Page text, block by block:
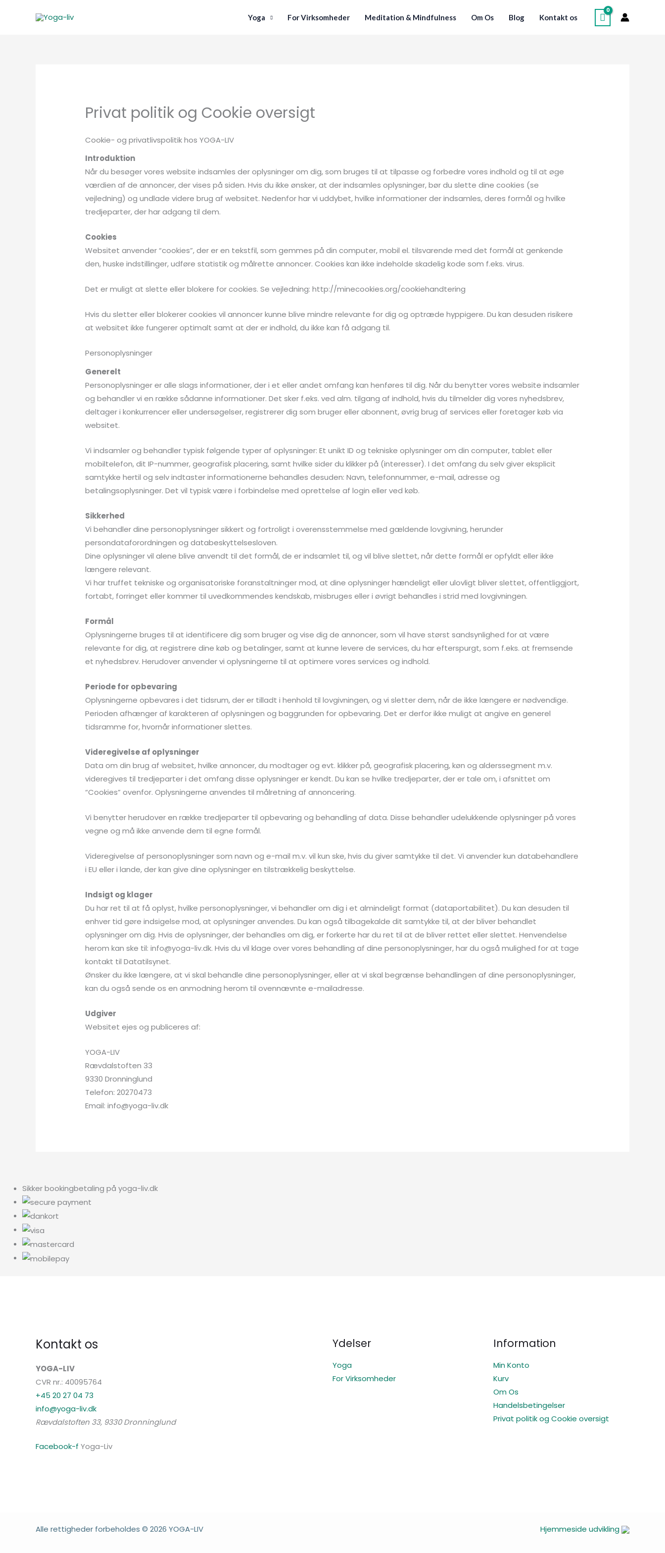
Yoga For Virksomheder Meditation & Mindfulness Om Os Blog Kontakt os
Privat politik og Cookie oversigt
Cookie- og privatlivspolitik hos YOGA-LIV
Introduktion
Når du besøger vores website indsamles der oplysninger om dig, som bruges til at tilpasse og forbedre vores indhold og til at øge
værdien af de annoncer, der vises på siden. Hvis du ikke ønsker, at der indsamles oplysninger, bør du slette dine cookies (se
vejledning) og undlade videre brug af websitet. Nedenfor har vi uddybet, hvilke informationer der indsamles, deres formål og hvilke
tredjeparter, der har adgang til dem.
Cookies
Websitet anvender “cookies”, der er en tekstfil, som gemmes på din computer, mobil el. tilsvarende med det formål at genkende
den, huske indstillinger, udføre statistik og målrette annoncer. Cookies kan ikke indeholde skadelig kode som f.eks. virus.
Det er muligt at slette eller blokere for cookies. Se vejledning: http://minecookies.org/cookiehandtering
Hvis du sletter eller blokerer cookies vil annoncer kunne blive mindre relevante for dig og optræde hyppigere. Du kan desuden risikere
at websitet ikke fungerer optimalt samt at der er indhold, du ikke kan få adgang til.
Personoplysninger
Generelt
Personoplysninger er alle slags informationer, der i et eller andet omfang kan henføres til dig. Når du benytter vores website indsamler
og behandler vi en række sådanne informationer. Det sker f.eks. ved alm. tilgang af indhold, hvis du tilmelder dig vores nyhedsbrev,
deltager i konkurrencer eller undersøgelser, registrerer dig som bruger eller abonnent, øvrig brug af services eller foretager køb via
websitet.
Vi indsamler og behandler typisk følgende typer af oplysninger: Et unikt ID og tekniske oplysninger om din computer, tablet eller
mobiltelefon, dit IP-nummer, geografisk placering, samt hvilke sider du klikker på (interesser). I det omfang du selv giver eksplicit
samtykke hertil og selv indtaster informationerne behandles desuden: Navn, telefonnummer, e-mail, adresse og
betalingsoplysninger. Det vil typisk være i forbindelse med oprettelse af login eller ved køb.
Sikkerhed
Vi behandler dine personoplysninger sikkert og fortroligt i overensstemmelse med gældende lovgivning, herunder
persondataforordningen og databeskyttelsesloven.
Dine oplysninger vil alene blive anvendt til det formål, de er indsamlet til, og vil blive slettet, når dette formål er opfyldt eller ikke
længere relevant.
Vi har truffet tekniske og organisatoriske foranstaltninger mod, at dine oplysninger hændeligt eller ulovligt bliver slettet, offentliggjort,
fortabt, forringet eller kommer til uvedkommendes kendskab, misbruges eller i øvrigt behandles i strid med lovgivningen.
Formål
Oplysningerne bruges til at identificere dig som bruger og vise dig de annoncer, som vil have størst sandsynlighed for at være
relevante for dig, at registrere dine køb og betalinger, samt at kunne levere de services, du har efterspurgt, som f.eks. at fremsende
et nyhedsbrev. Herudover anvender vi oplysningerne til at optimere vores services og indhold.
Periode for opbevaring
Oplysningerne opbevares i det tidsrum, der er tilladt i henhold til lovgivningen, og vi sletter dem, når de ikke længere er nødvendige.
Perioden afhænger af karakteren af oplysningen og baggrunden for opbevaring. Det er derfor ikke muligt at angive en generel
tidsramme for, hvornår informationer slettes.
Videregivelse af oplysninger
Data om din brug af websitet, hvilke annoncer, du modtager og evt. klikker på, geografisk placering, køn og alderssegment m.v.
videregives til tredjeparter i det omfang disse oplysninger er kendt. Du kan se hvilke tredjeparter, der er tale om, i afsnittet om
“Cookies” ovenfor. Oplysningerne anvendes til målretning af annoncering.
Vi benytter herudover en række tredjeparter til opbevaring og behandling af data. Disse behandler udelukkende oplysninger på vores
vegne og må ikke anvende dem til egne formål.
Videregivelse af personoplysninger som navn og e-mail m.v. vil kun ske, hvis du giver samtykke til det. Vi anvender kun databehandlere
i EU eller i lande, der kan give dine oplysninger en tilstrækkelig beskyttelse.
Indsigt og klager
Du har ret til at få oplyst, hvilke personoplysninger, vi behandler om dig i et almindeligt format (dataportabilitet). Du kan desuden til
enhver tid gøre indsigelse mod, at oplysninger anvendes. Du kan også tilbagekalde dit samtykke til, at der bliver behandlet
oplysninger om dig. Hvis de oplysninger, der behandles om dig, er forkerte har du ret til at de bliver rettet eller slettet. Henvendelse
herom kan ske til: info@yoga-liv.dk. Hvis du vil klage over vores behandling af dine personoplysninger, har du også mulighed for at tage
kontakt til Datatilsynet.
Ønsker du ikke længere, at vi skal behandle dine personoplysninger, eller at vi skal begrænse behandlingen af dine personoplysninger,
kan du også sende os en anmodning herom til ovennævnte e-mailadresse.
Udgiver
Websitet ejes og publiceres af:
YOGA-LIV
Rævdalstoften 33
9330 Dronninglund
Telefon: 20270473
Email: info@yoga-liv.dk
Sikker bookingbetaling på yoga-liv.dk
Kontakt os
YOGA-LIV
CVR nr.: 40095764
+45 20 27 04 73
info@yoga-liv.dk
Rævdalstoften 33, 9330 Dronninglund
Facebook-f Yoga-Liv
Ydelser
Yoga
For Virksomheder
Information
Min Konto
Kurv
Om Os
Handelsbetingelser
Privat politik og Cookie oversigt
Alle rettigheder forbeholdes © 2026 YOGA-LIV Hjemmeside udvikling